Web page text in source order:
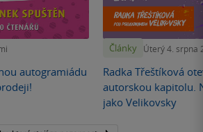
autogramiádu
Články Úterý 4. srpna
Radka Třeštíková
autorskou kapitolu.
jako Velikovsky